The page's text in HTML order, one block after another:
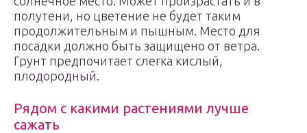
полутени, но цветение не будет таким
продолжительным и пышным. Место для
посадки должно быть защищено от ветра.
Грунт предпочитает слегка кислый,
плодородный.
Рядом с какими растениями лучше
сажать